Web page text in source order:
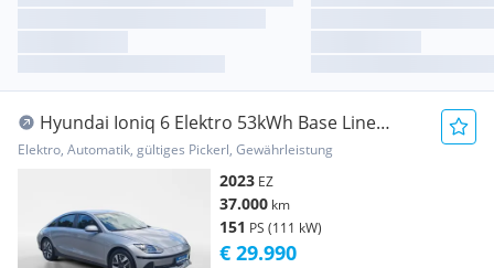
Hyundai Ioniq 6 Elektro 53kWh Base Line
Short Range Aut.
Elektro, Automatik, gültiges Pickerl, Gewährleistung
2023 EZ
37.000 km
151 PS (111 kW)
€ 29.990